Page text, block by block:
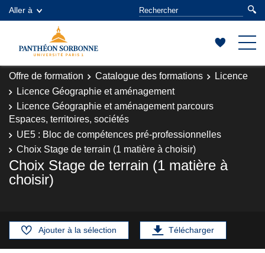
Aller à
Offre de formation Catalogue des formations
Licence
Licence Géographie et aménagement
Licence Géographie et aménagement parcours
Espaces, territoires, sociétés
UE5 : Bloc de compétences pré-professionnelles
Choix Stage de terrain (1 matière à choisir)
Choix Stage de terrain (1 matière à
choisir)
Ajouter à la sélection Télécharger